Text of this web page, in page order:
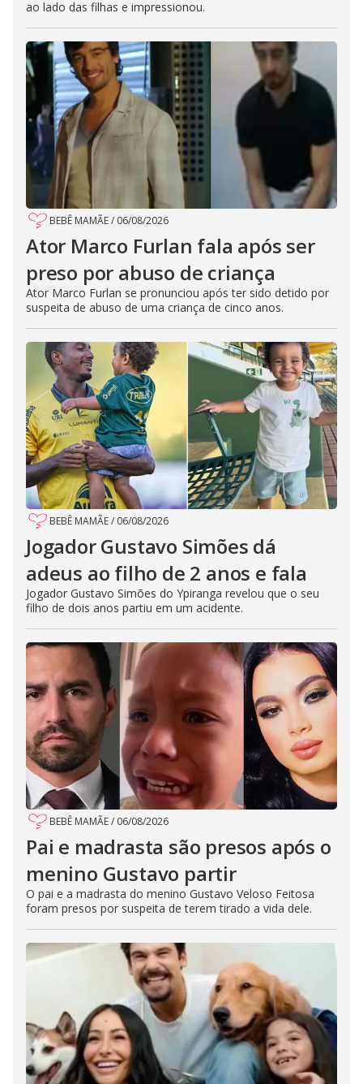
ao lado das filhas e impressionou.
BEBÊ MAMÃE/ 06/08/2026
Ator Marco Furlan fala após ser
preso por abuso de criança
Ator Marco Furlan se pronunciou após ter sido detido por
suspeita de abuso de uma criança de cinco anos.
BEBÊ MAMÃE/ 06/08/2026
Jogador Gustavo Simões dá
adeus ao filho de 2 anos e fala
Jogador Gustavo Simões do Ypiranga revelou que o seu
filho de dois anos partiu em um acidente.
BEBÊ MAMÃE/ 06/08/2026
Pai e madrasta são presos após o
menino Gustavo partir
O pai e a madrasta do menino Gustavo Veloso Feitosa
foram presos por suspeita de terem tirado a vida dele.